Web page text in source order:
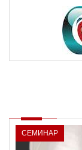
СЕМИНАР